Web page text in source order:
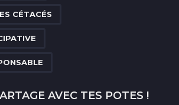
CÉTACÉS
AVEC TES POTES !